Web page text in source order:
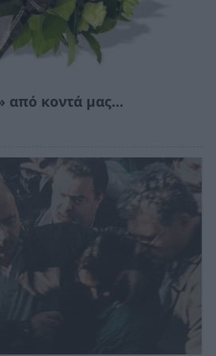
από κοντά μας…